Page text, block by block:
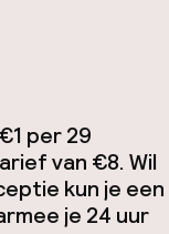
per 29
van €8. Wil
kun je een
je 24 uur